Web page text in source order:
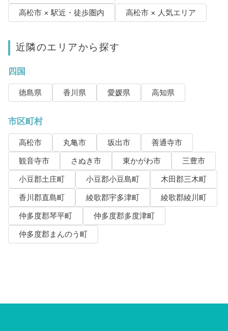
高松市 × 駅近・徒歩圏内
高松市 × 人気エリア
近隣のエリアから探す
四国
徳島県 香川県 愛媛県 高知県
市区町村
高松市 丸亀市 坂出市
善通寺市
観音寺市
さぬき市 東かがわ市
三豊市
小豆郡土庄町
小豆郡小豆島町
木田郡三木町
香川郡直島町
綾歌郡宇多津町
綾歌郡綾川町
仲多度郡琴平町
仲多度郡多度津町
仲多度郡まんのう町